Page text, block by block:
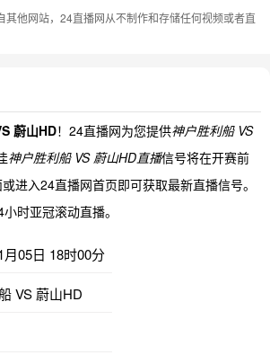
其他网站，24直播网从不制作和存储任何视频或者直
蔚山HD！24直播网为您提供神户胜利船 VS
神户胜利船 VS 蔚山HD直播信号将在开赛前
进入24直播网首页即可获取最新直播信号。
时亚冠滚动直播。
月05日 18时00分
VS 蔚山HD